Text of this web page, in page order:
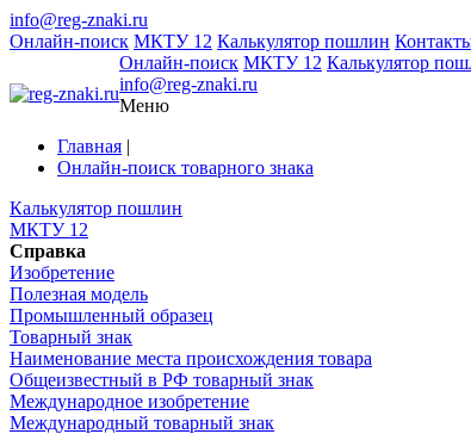
info@reg-znaki.ru
Онлайн-поиск МКТУ 12 Калькулятор пошлин
Онлайн-поиск МКТУ 12 Калькулятор
info@reg-znaki.ru
Меню
Главная |
Онлайн-поиск товарного знака
Калькулятор пошлин
МКТУ 12
Справка
Изобретение
Полезная модель
Промышленный образец
Товарный знак
Наименование места происхождения товара
Общеизвестный в РФ товарный знак
Международное изобретение
Международный товарный знак